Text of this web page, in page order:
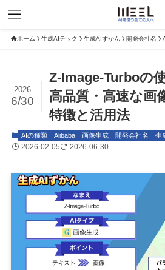
ホーム 生成AIテック 生成AIずかん 開発会社名
Z-Image-Turboの
高品質・高速な画
特徴と活用法
2026
6/30
AIの種類 Alibaba 画像生成 開発会社名 生
2026-02-05 2026-06-30